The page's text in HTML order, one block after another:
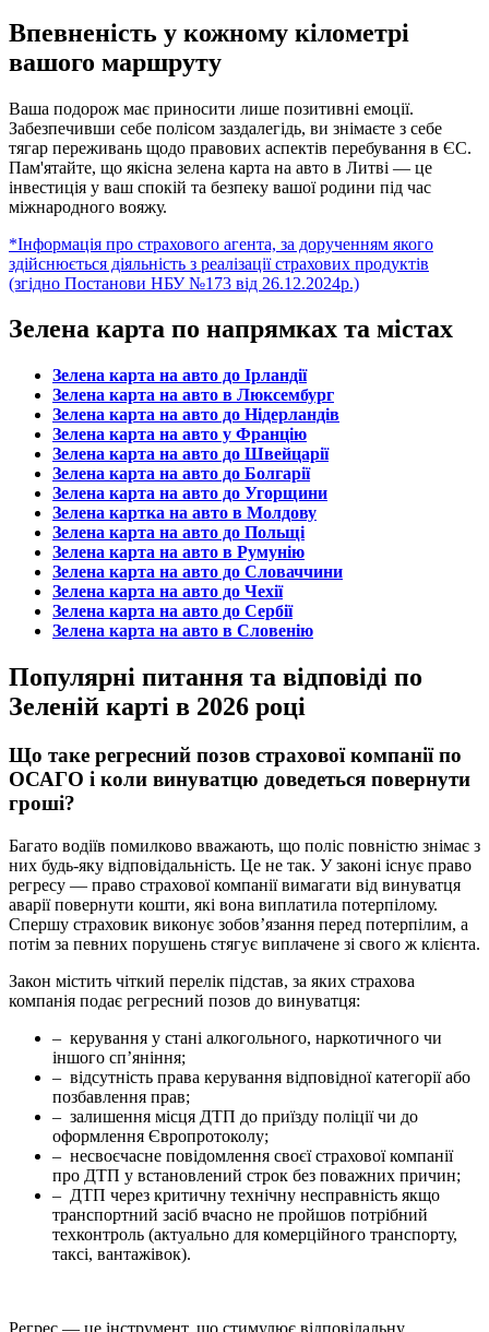
Впевненість у кожному кілометрі
вашого маршруту
Ваша подорож має приносити лише позитивні емоції.
Забезпечивши себе полісом заздалегідь, ви знімаєте з себе
тягар переживань щодо правових аспектів перебування в ЄС.
Пам'ятайте, що якісна зелена карта на авто в Литві — це
інвестиція у ваш спокій та безпеку вашої родини під час
міжнародного вояжу.
*Інформація про страхового агента, за дорученням якого
здійснюється діяльність з реалізації страхових продуктів
(згідно Постанови НБУ №173 від 26.12.2024р.)
Зелена карта по напрямках та містах
Зелена карта на авто до Ірландії
Зелена карта на авто в Люксембург
Зелена карта на авто до Нідерландів
Зелена карта на авто у Францію
Зелена карта на авто до Швейцарії
Зелена карта на авто до Болгарії
Зелена карта на авто до Угорщини
Зелена картка на авто в Молдову
Зелена карта на авто до Польщі
Зелена карта на авто в Румунію
Зелена карта на авто до Словаччини
Зелена карта на авто до Чехії
Зелена карта на авто до Сербії
Зелена карта на авто в Словенію
Популярні питання та відповіді по
Зеленій карті в 2026 році
Що таке регресний позов страхової компанії по
ОСАГО і коли винуватцю доведеться повернути
гроші?
Багато водіїв помилково вважають, що поліс повністю знімає з
них будь-яку відповідальність. Це не так. У законі існує право
регресу — право страхової компанії вимагати від винуватця
аварії повернути кошти, які вона виплатила потерпілому.
Спершу страховик виконує зобов’язання перед потерпілим, а
потім за певних порушень стягує виплачене зі свого ж клієнта.
Закон містить чіткий перелік підстав, за яких страхова
компанія подає регресний позов до винуватця:
– керування у стані алкогольного, наркотичного чи
іншого сп’яніння;
– відсутність права керування відповідної категорії або
позбавлення прав;
– залишення місця ДТП до приїзду поліції чи до
оформлення Європротоколу;
– несвоєчасне повідомлення своєї страхової компанії
про ДТП у встановлений строк без поважних причин;
– ДТП через критичну технічну несправність якщо
транспортний засіб вчасно не пройшов потрібний
техконтроль (актуально для комерційного транспорту,
таксі, вантажівок).
Регрес — це інструмент, що стимулює відповідальну